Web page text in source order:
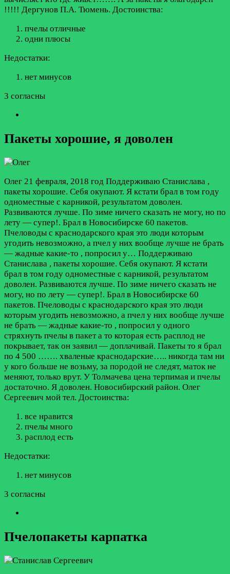
!!!!! Дергунов П.А. Тюмень. Достоинства:
пчелы отличные
одни плюсы
Недостатки:
нет минусов
3 согласны
Пакеты хорошие, я доволен
Олег 21 февраля, 2018 год Поддерживаю Станислава ,
пакеты хорошие. Себя окупают. Я кстати брал в том году
одноместные с карникой, результатом доволен.
Развиваются лучше. По зиме ничего сказать не могу, но по
лету — супер!. Брал в Новосибирске 60 пакетов.
Пчеловоды с краснодарского края это люди которым
угодить невозможно, а пчел у них вообще лучше не брать
— жадные какие-то , попросил у… Поддерживаю
Станислава , пакеты хорошие. Себя окупают. Я кстати
брал в том году одноместные с карникой, результатом
доволен. Развиваются лучше. По зиме ничего сказать не
могу, но по лету — супер!. Брал в Новосибирске 60
пакетов. Пчеловоды с краснодарского края это люди
которым угодить невозможно, а пчел у них вообще лучше
не брать — жадные какие-то , попросил у одного
стряхнуть пчелы в пакет а то которая есть расплод не
покрывает, так он заявил — доплачивай. Пакеты то я брал
по 4 500 ……. хваленые краснодарские….. никогда там ни
у кого больше не возьму, за породой не следят, маток не
меняют, только врут. У Толмачева цена терпимая и пчелы
достаточно. Я доволен. Новосибирский район. Олег
Сергеевич мой тел. Достоинства:
все нравится
пчелы много
расплод есть
Недостатки:
нет минусов
3 согласны
Пчелопакеты карпатка